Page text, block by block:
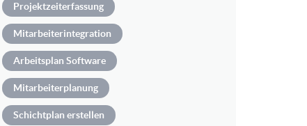
Projektzeiterfassung
Mitarbeiterintegration
Arbeitsplan Software
Mitarbeiterplanung
Schichtplan erstellen